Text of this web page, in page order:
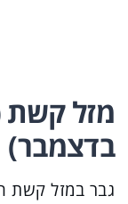
בדצמבר)
גבר במזל קשת